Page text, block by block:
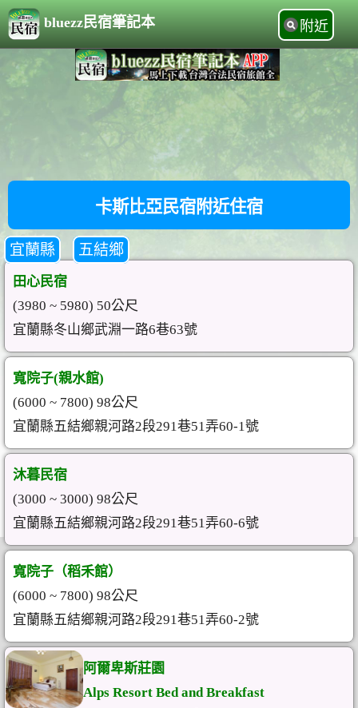
bluezz民宿筆記本 附近
卡斯比亞民宿附近住宿
宜蘭縣 五結鄉
田心民宿
(3980 ~ 5980) 50公尺
宜蘭縣冬山鄉武淵一路6巷63號
寬院子(親水館)
(6000 ~ 7800) 98公尺
宜蘭縣五結鄉親河路2段291巷51弄60-1號
沐暮民宿
(3000 ~ 3000) 98公尺
宜蘭縣五結鄉親河路2段291巷51弄60-6號
寬院子（稻禾館）
(6000 ~ 7800) 98公尺
宜蘭縣五結鄉親河路2段291巷51弄60-2號
阿爾卑斯莊園
Alps Resort Bed and Breakfast